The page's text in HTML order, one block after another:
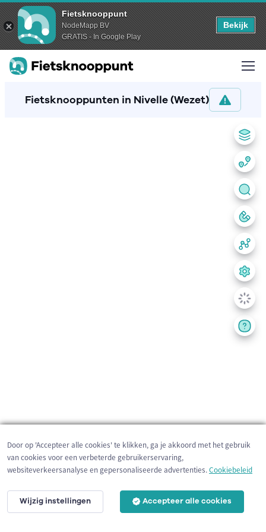
Fietsknooppunt
NodeMapp BV
GRATIS - In Google Play
Bekijk
Fietsknooppunten in Nivelle (Wezet)
200 m
Door op 'Accepteer alle cookies' te klikken, ga je akkoord met het gebruik
van cookies voor een verbeterde gebruikerservaring,
websiteverkeersanalyse en gepersonaliseerde advertenties.Cookiebeleid
Wijzig instellingen Accepteer alle cookies